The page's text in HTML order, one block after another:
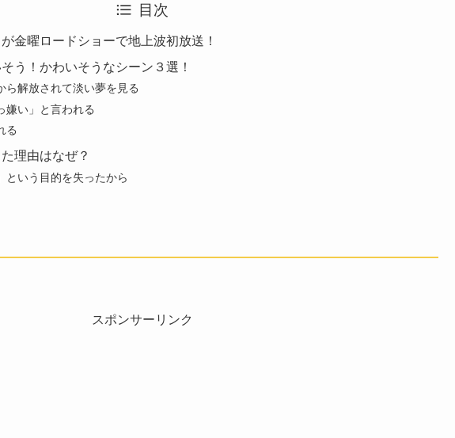
目次
金曜ロードショーで地上波初放送！
う！かわいそうなシーン３選！
ら解放されて淡い夢を見る
嫌い」と言われる
る
理由はなぜ？
という目的を失ったから
スポンサーリンク